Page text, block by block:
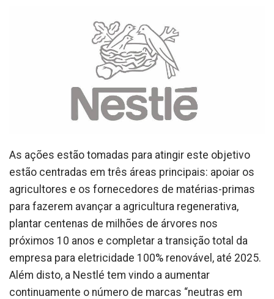
As ações estão tomadas para atingir este objetivo
estão centradas em três áreas principais: apoiar os
agricultores e os fornecedores de matérias-primas
para fazerem avançar a agricultura regenerativa,
plantar centenas de milhões de árvores nos
próximos 10 anos e completar a transição total da
empresa para eletricidade 100% renovável, até 2025.
Além disto, a Nestlé tem vindo a aumentar
continuamente o número de marcas “neutras em